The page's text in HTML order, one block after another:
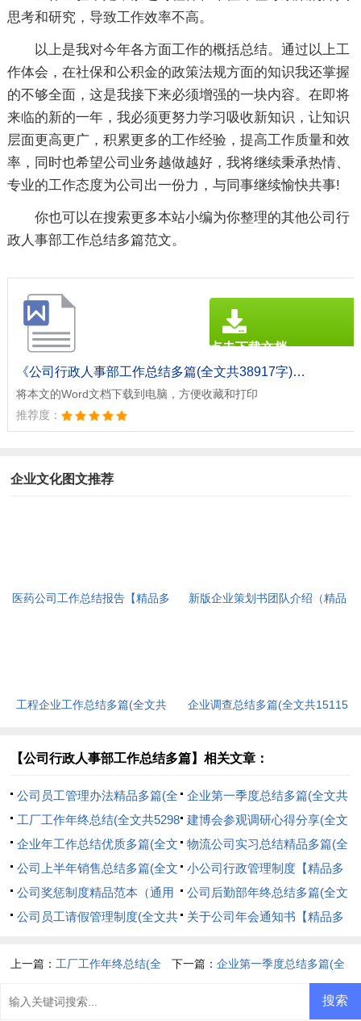
思考和研究，导致工作效率不高。
以上是我对今年各方面工作的概括总结。通过以上工
作体会，在社保和公积金的政策法规方面的知识我还掌握
的不够全面，这是我接下来必须增强的一块内容。在即将
来临的新的一年，我必须更努力学习吸收新知识，让知识
层面更高更广，积累更多的工作经验，提高工作质量和效
率，同时也希望公司业务越做越好，我将继续秉承热情、
专业的工作态度为公司出一份力，与同事继续愉快共事!
你也可以在搜索更多本站小编为你整理的其他公司行
政人事部工作总结多篇范文。
《公司行政人事部工作总结多篇(全文共38917字).doc》
将本文的Word文档下载到电脑，方便收藏和打印
推荐度：
点击下载文档
文档为doc格式
企业文化图文推荐
医药公司工作总结报告【精品多
新版企业策划书团队介绍（精品
工程企业工作总结多篇(全文共
企业调查总结多篇(全文共15115
【公司行政人事部工作总结多篇】相关文章：
公司员工管理办法精品多篇(全
文共11945字)
企业第一季度总结多篇(全文共
5298字)
工厂工作年终总结(全文共5298
字)
建博会参观调研心得分享(全文
共1097字)
企业年工作总结优质多篇(全文
共6415字)
物流公司实习总结精品多篇(全
文共10084字)
公司上半年销售总结多篇(全文
共11747字)
小公司行政管理制度【精品多
篇】(全文共537字)
公司奖惩制度精品范本（通用
多篇）(全文共19486字)
公司后勤部年终总结多篇(全文
共40555字)
公司员工请假管理制度(全文共
关于公司年会通知书【精品多
上一篇： 工厂工作年终总结(全
下一篇：企业第一季度总结多篇(全